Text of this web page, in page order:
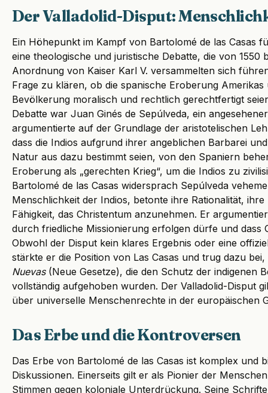
Der Valladolid-Disput:
Ein Höhepunkt im Kampf von Bartolomé de las Casas
eine theologische und juristische Debatte, die von 1550
Anordnung von Kaiser Karl V. versammelten sich
Frage zu klären, ob die spanische Eroberung
Bevölkerung moralisch und rechtlich gerechtfertigt
Debatte war Juan Ginés de Sepúlveda, ein
argumentierte auf der Grundlage der aristotelischen
dass die Indios aufgrund ihrer angeblichen Barbarei
Natur aus dazu bestimmt seien, von den Spaniern
Eroberung als „gerechten Krieg“, um die Indios zu
Bartolomé de las Casas widersprach Sepúlveda
Menschlichkeit der Indios, betonte ihre Rationalität,
Fähigkeit, das Christentum anzunehmen. Er
durch friedliche Missionierung erfolgen dürfe und dass
Obwohl der Disput kein klares Ergebnis oder eine
stärkte er die Position von Las Casas und trug dazu
Nuevas(Neue Gesetze), die den Schutz der indigenen
vollständig aufgehoben wurden. Der Valladolid-Disput
über universelle Menschenrechte in der europäischen
Das Erbe und die Kontroversen
Das Erbe von Bartolomé de las Casas ist komplex und
Diskussionen. Einerseits gilt er als Pionier der
Stimmen gegen koloniale Unterdrückung. Seine